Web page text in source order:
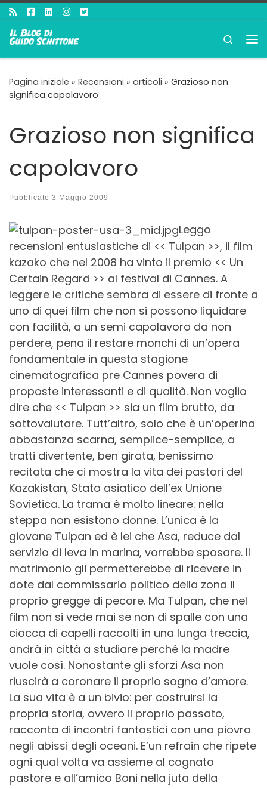
Passa al contenuto
Search
Pagina iniziale » Recensioni » articoli » Grazioso non
significa capolavoro
Grazioso non significa
capolavoro
Pubblicato 3 Maggio 2009
Leggo
recensioni entusiastiche di << Tulpan >>, il film
kazako che nel 2008 ha vinto il premio << Un
Certain Regard >> al festival di Cannes. A
leggere le critiche sembra di essere di fronte a
uno di quei film che non si possono liquidare
con facilità, a un semi capolavoro da non
perdere, pena il restare monchi di un’opera
fondamentale in questa stagione
cinematografica pre Cannes povera di
proposte interessanti e di qualità. Non voglio
dire che << Tulpan >> sia un film brutto, da
sottovalutare. Tutt’altro, solo che è un’operina
abbastanza scarna, semplice-semplice, a
tratti divertente, ben girata, benissimo
recitata che ci mostra la vita dei pastori del
Kazakistan, Stato asiatico dell’ex Unione
Sovietica. La trama è molto lineare: nella
steppa non esistono donne. L’unica è la
giovane Tulpan ed è lei che Asa, reduce dal
servizio di leva in marina, vorrebbe sposare. Il
matrimonio gli permetterebbe di ricevere in
dote dal commissario politico della zona il
proprio gregge di pecore. Ma Tulpan, che nel
film non si vede mai se non di spalle con una
ciocca di capelli raccolti in una lunga treccia,
andrà in città a studiare perché la madre
vuole così. Nonostante gli sforzi Asa non
riuscirà a coronare il proprio sogno d’amore.
La sua vita è a un bivio: per costruirsi la
propria storia, ovvero il proprio passato,
racconta di incontri fantastici con una piovra
negli abissi degli oceani. E’un refrain che ripete
ogni qual volta va assieme al cognato
pastore e all’amico Boni nella juta della